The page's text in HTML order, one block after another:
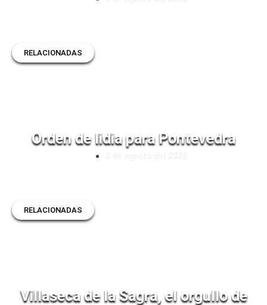
RELACIONADAS
Orden de lidia para Pontevedra
RELACIONADAS
Villaseca de la Sagra, el orgullo de